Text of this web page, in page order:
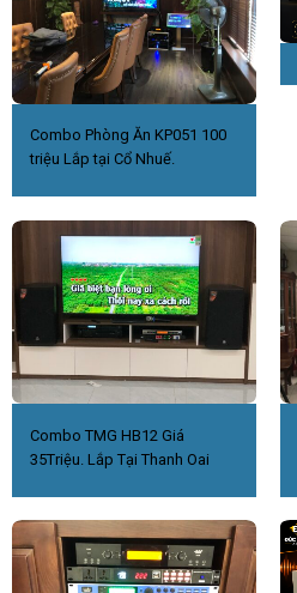
Combo Phòng Ăn KP051 100
triệu Lắp tại Cổ Nhuế.
Combo TMG HB12 Giá
35Triệu. Lắp Tại Thanh Oai